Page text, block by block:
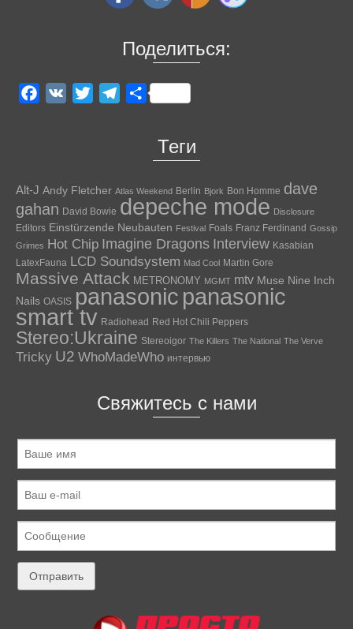
Поделиться:
Facebook
VK Twitter TelegramОтправить
Теги
Alt-J Andy Fletcher Atlas Weekend Berlin Bjork Bon Homme dave
gahan David Bowie depeche mode Disclosure
Editors Einstürzende Neubauten Festival Foals Franz Ferdinand Gossip
Grimes Hot Chip Imagine Dragons Interview Kasabian
LatexFauna LCD Soundsystem Mad Cool Martin Gore
Massive Attack METRONOMY MGMT mtv Muse Nine Inch
Nails OASIS panasonic panasonic
smart tv Radiohead Red Hot Chili Peppers
Stereo:Ukraine Stereoigor The Killers The National The Verve
Tricky U2 WhoMadeWho интервью
Свяжитесь с нами